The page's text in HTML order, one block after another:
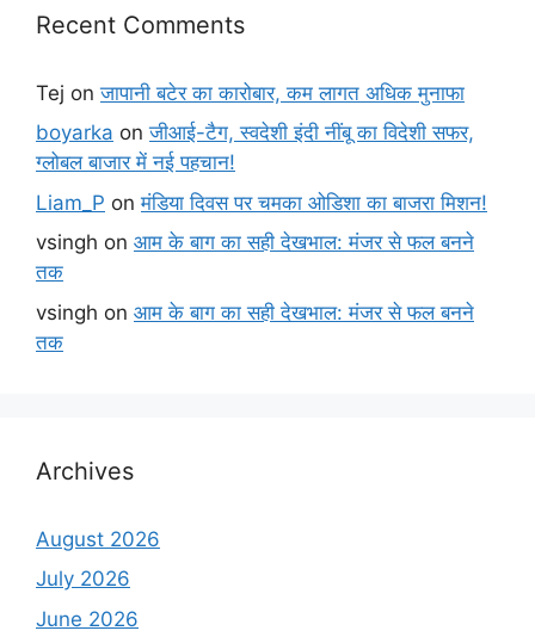
Recent Comments
Tej onजापानी बटेर का कारोबार, कम लागत अधिक मुनाफा
boyarka onजीआई-टैग, स्वदेशी इंदी नींबू का विदेशी सफर,
ग्लोबल बाजार में नई पहचान!
Liam_P onमंडिया दिवस पर चमका ओडिशा का बाजरा मिशन!
vsingh on आम के बाग का सही देखभाल: मंजर से फल बनने
तक
vsingh on आम के बाग का सही देखभाल: मंजर से फल बनने
तक
Archives
August 2026
July 2026
June 2026